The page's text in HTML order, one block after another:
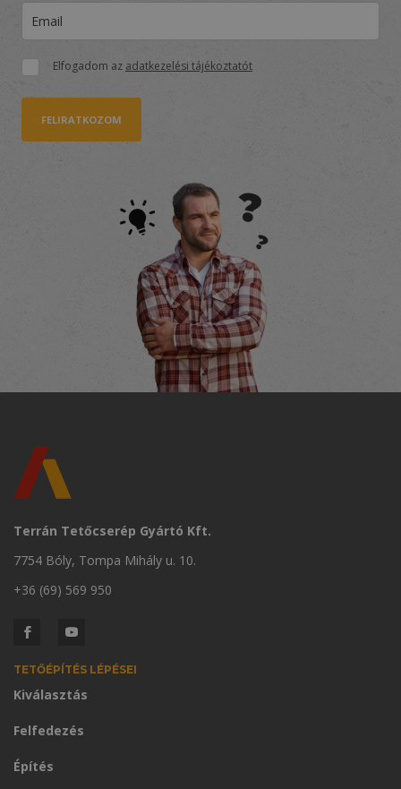
Elfogadom az adatkezelési tájékoztatót
FELIRATKOZOM
Terrán Tetőcserép Gyártó Kft.
7754 Bóly, Tompa Mihály u. 10.
+36 (69) 569 950
TETŐÉPÍTÉS LÉPÉSEI
Kiválasztás
Felfedezés
Építés